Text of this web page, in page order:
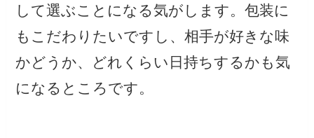
して選ぶことになる気がします。包装に
もこだわりたいですし、相手が好きな味
かどうか、どれくらい日持ちするかも気
になるところです。